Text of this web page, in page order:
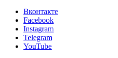
Вконтакте
Facebook
Instagram
Telegram
YouTube